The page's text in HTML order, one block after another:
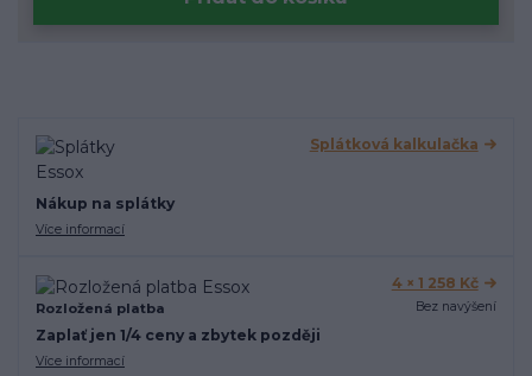
Splátková kalkulačka
Nákup na splátky
Více informací
Rozložená platba
4 × 1 258 Kč
Bez navýšení
Zaplať jen 1/4 ceny a zbytek později
Více informací